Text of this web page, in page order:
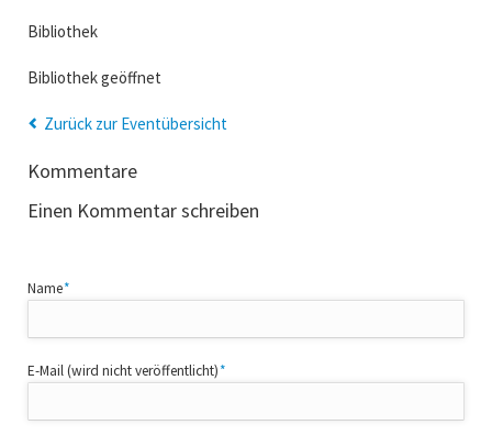
Bibliothek
Bibliothek geöffnet
Zurück zur Eventübersicht
Kommentare
Einen Kommentar schreiben
Pflichtfeld
Name*
Pflichtfeld
E-Mail (wird nicht veröffentlicht)*